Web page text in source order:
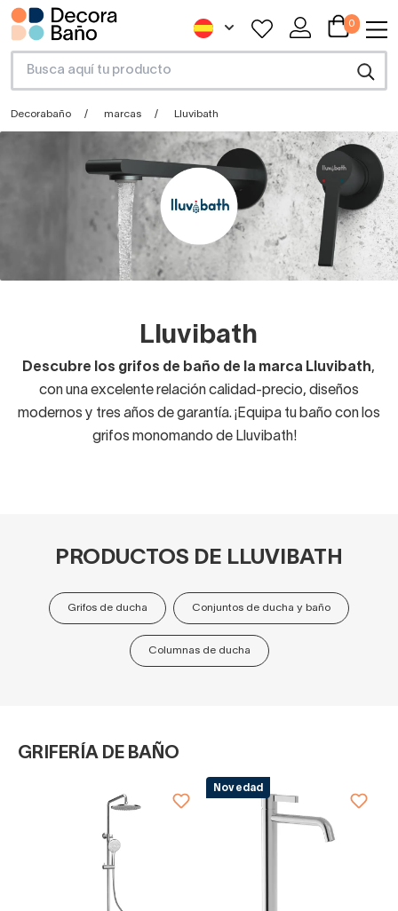
0
Decorabaño marcas Lluvibath
Lluvibath
Descubre los grifos de baño de la marca Lluvibath,
con una excelente relación calidad-precio, diseños
modernos y tres años de garantía. ¡Equipa tu baño con los
grifos monomando de Lluvibath!
PRODUCTOS DE LLUVIBATH
Grifos de ducha Conjuntos de ducha y baño
Columnas de ducha
GRIFERÍA DE BAÑO
Novedad